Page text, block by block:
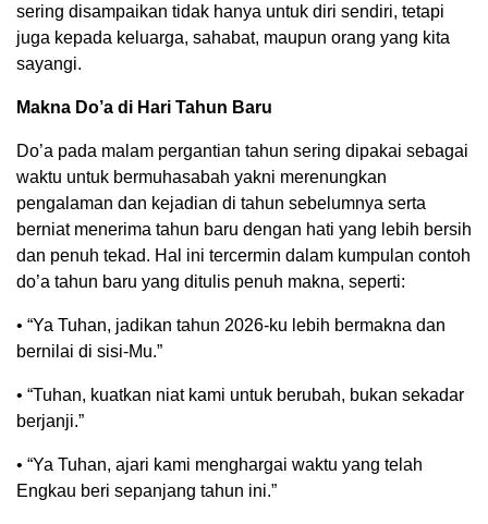
sering disampaikan tidak hanya untuk diri sendiri, tetapi
juga kepada keluarga, sahabat, maupun orang yang kita
sayangi.
Makna Do’a di Hari Tahun Baru
Do’a pada malam pergantian tahun sering dipakai sebagai
waktu untuk bermuhasabah yakni merenungkan
pengalaman dan kejadian di tahun sebelumnya serta
berniat menerima tahun baru dengan hati yang lebih bersih
dan penuh tekad. Hal ini tercermin dalam kumpulan contoh
do’a tahun baru yang ditulis penuh makna, seperti:
• “Ya Tuhan, jadikan tahun 2026-ku lebih bermakna dan
bernilai di sisi-Mu.”
• “Tuhan, kuatkan niat kami untuk berubah, bukan sekadar
berjanji.”
• “Ya Tuhan, ajari kami menghargai waktu yang telah
Engkau beri sepanjang tahun ini.”